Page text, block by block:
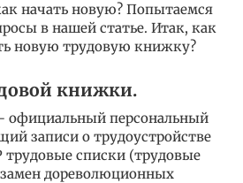
начать новую? Попытаемся
в нашей статье. Итак, как
новую трудовую книжку?
книжки.
официальный персональный
записи о трудоустройстве
списки (трудовые
дореволюционных